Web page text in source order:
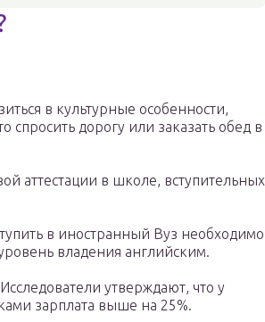
в культурные особенности,
дорогу или заказать обед в
аттестации в школе, вступительных
в иностранный Вуз необходимо
владения английским.
утверждают, что у
зарплата выше на 25%.